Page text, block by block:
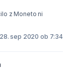
28. sep 2020 ob 7:34